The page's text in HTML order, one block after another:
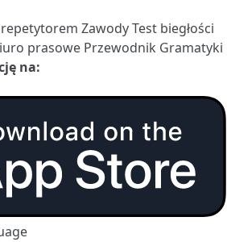
ZawodyTest biegłości
prasowe Przewodnik Gramatyki
na: